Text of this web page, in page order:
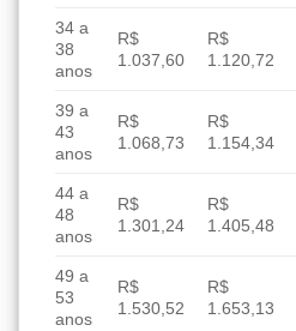
34 a
38
anos
R$
1.037,60
R$
1.120,72
39 a
43
anos
R$
1.068,73
R$
1.154,34
44 a
48
anos
R$
1.301,24
R$
1.405,48
49 a
53
anos
R$
1.530,52
R$
1.653,13